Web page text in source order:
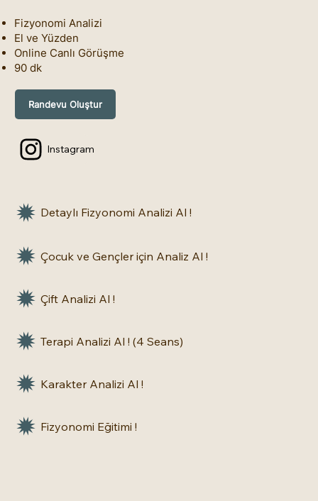
Fizyonomi Analizi
El ve Yüzden
Online Canlı Görüşme
90 dk
Randevu Oluştur
Instagram
Detaylı Fizyonomi Analizi Al !
Karakter Analizi Al !
Çocuk ve Gençler için Analiz Al !
Terapi Analizi Al ! (4 Seans)
Çift Analizi Al !
Fizyonomi Eğitimi !